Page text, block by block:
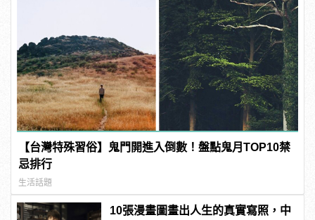
【台灣特殊習俗】鬼門開進入倒數！盤點鬼月TOP10禁
忌排行
生活話題
10張漫畫圖畫出人生的真實寫照，中